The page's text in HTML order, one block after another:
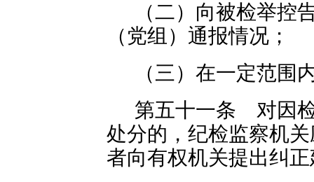
（二）向被检举控
（党组）通报情况；
（三）在一定范围
第五十一条 对因
处分的，纪检监察机
者向有权机关提出纠